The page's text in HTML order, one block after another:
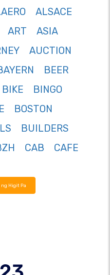
ALSACE
ART
ASIA
AUCTION
BEER
BIKE
BINGO
BOSTON
BUILDERS
CAB
CAFE
Higit Pa